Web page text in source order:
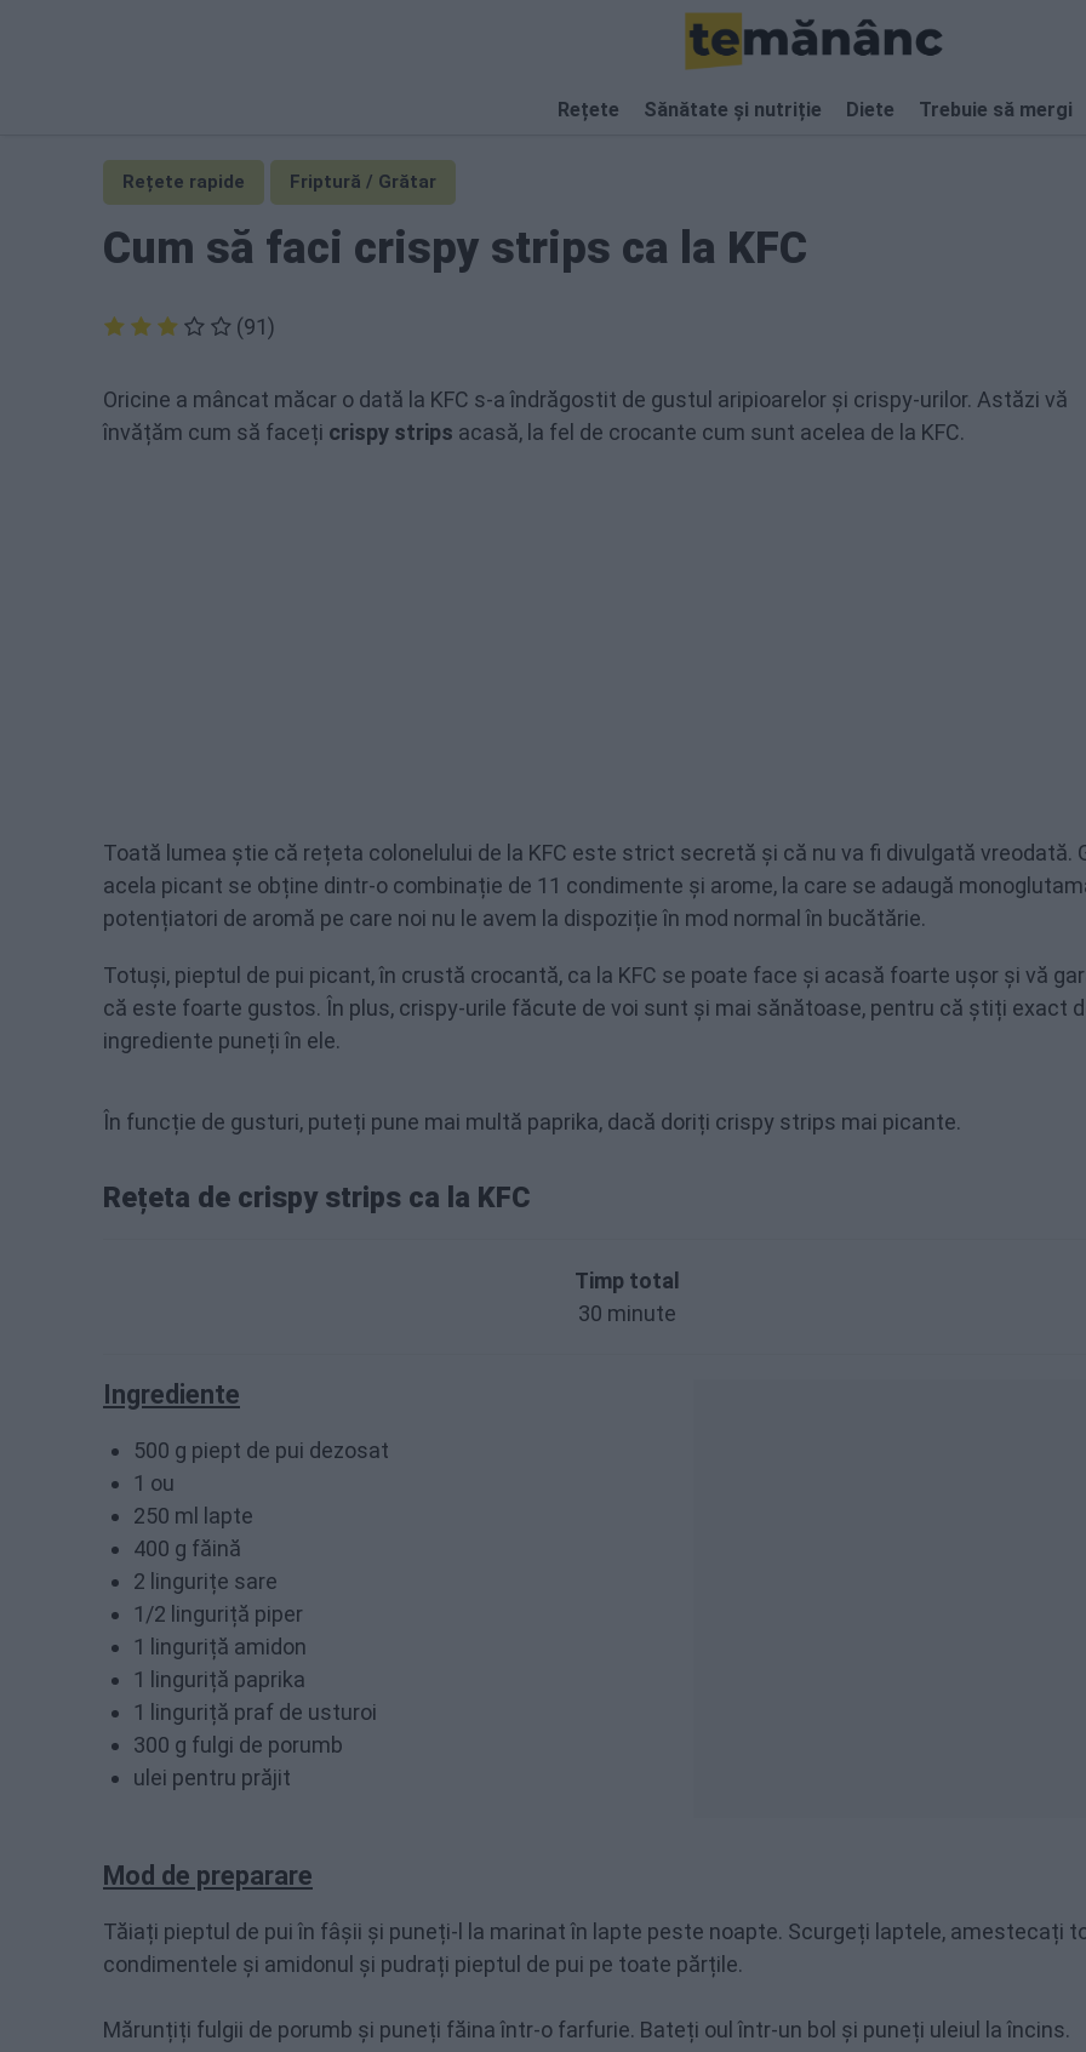
Rețete Sănătate și nutriție Diete Trebuie să mergi
Rețete rapide Friptură / Grătar
Cum să faci crispy strips ca la KFC
(91)
Oricine a mâncat măcar o dată la KFC s-a îndrăgostit de gustul aripioarelor și crispy-urilor. Astăzi vă
învățăm cum să faceți crispy strips acasă, la fel de crocante cum sunt acelea de la KFC.
Toată lumea știe că rețeta colonelului de la KFC este strict secretă și că nu va fi divulgată vreodată.
acela picant se obține dintr-o combinație de 11 condimente și arome, la care se adaugă
potențiatori de aromă pe care noi nu le avem la dispoziție în mod normal în bucătărie.
Totuși, pieptul de pui picant, în crustă crocantă, ca la KFC se poate face și acasă foarte ușor și vă
că este foarte gustos. În plus, crispy-urile făcute de voi sunt și mai sănătoase, pentru că știți exact
ingrediente puneți în ele.
În funcție de gusturi, puteți pune mai multă paprika, dacă doriți crispy strips mai picante.
Rețeta de crispy strips ca la KFC
Timp total
30 minute
Ingrediente
500 g piept de pui dezosat
1 ou
250 ml lapte
400 g făină
2 lingurițe sare
1/2 linguriță piper
1 linguriță amidon
1 linguriță paprika
1 linguriță praf de usturoi
300 g fulgi de porumb
ulei pentru prăjit
Mod de preparare
Tăiați pieptul de pui în fâșii și puneți-l la marinat în lapte peste noapte. Scurgeți laptele, amestecați
condimentele și amidonul și pudrați pieptul de pui pe toate părțile.
Mărunțiți fulgii de porumb și puneți făina într-o farfurie. Bateți oul într-un bol și puneți uleiul la încins.